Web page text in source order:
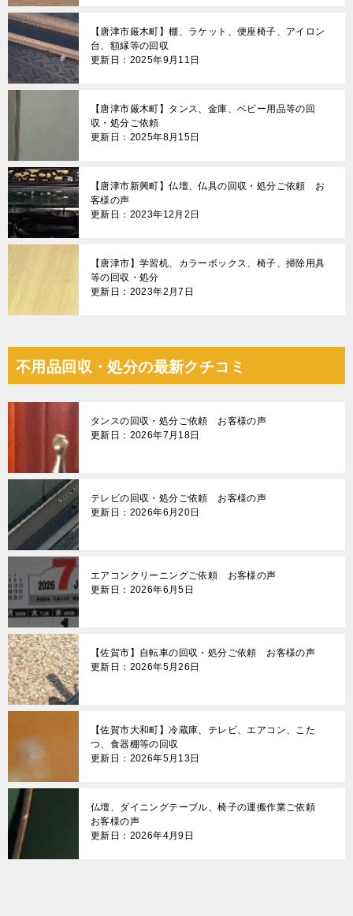
【唐津市厳木町】棚、ラケット、便座椅子、アイロン
台、額縁等の回収
更新日：2025年9月11日
【唐津市厳木町】タンス、金庫、ベビー用品等の回
収・処分ご依頼
更新日：2025年8月15日
【唐津市新興町】仏壇、仏具の回収・処分ご依頼 お
客様の声
更新日：2023年12月2日
【唐津市】学習机、カラーボックス、椅子、掃除用具
等の回収・処分
更新日：2023年2月7日
不用品回収・処分の最新クチコミ
タンスの回収・処分ご依頼 お客様の声
更新日：2026年7月18日
テレビの回収・処分ご依頼 お客様の声
更新日：2026年6月20日
エアコンクリーニングご依頼 お客様の声
更新日：2026年6月5日
【佐賀市】自転車の回収・処分ご依頼 お客様の声
更新日：2026年5月26日
【佐賀市大和町】冷蔵庫、テレビ、エアコン、こた
つ、食器棚等の回収
更新日：2026年5月13日
仏壇、ダイニングテーブル、椅子の運搬作業ご依頼
お客様の声
更新日：2026年4月9日